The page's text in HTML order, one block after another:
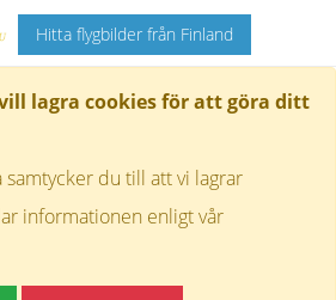
lagra cookies för att göra ditt
du till att vi lagrar
informationen enligt vår
Hitta flygbilder från Finland